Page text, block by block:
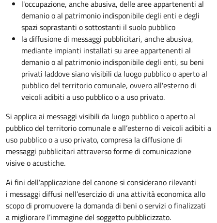
l'occupazione, anche abusiva, delle aree appartenenti al
demanio o al patrimonio indisponibile degli enti e degli
spazi soprastanti o sottostanti il suolo pubblico
la diffusione di messaggi pubblicitari, anche abusiva,
mediante impianti installati su aree appartenenti al
demanio o al patrimonio indisponibile degli enti, su beni
privati laddove siano visibili da luogo pubblico o aperto al
pubblico del territorio comunale, ovvero all'esterno di
veicoli adibiti a uso pubblico o a uso privato.
Si applica ai messaggi visibili da luogo pubblico o aperto al
pubblico del territorio comunale e all’esterno di veicoli adibiti a
uso pubblico o a uso privato, compresa la diffusione di
messaggi pubblicitari attraverso forme di comunicazione
visive o acustiche.
Ai fini dell’applicazione del canone si considerano rilevanti
i messaggi diffusi nell’esercizio di una attività economica allo
scopo di promuovere la domanda di beni o servizi o finalizzati
a migliorare l’immagine del soggetto pubblicizzato.